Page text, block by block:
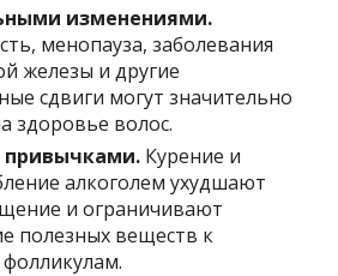
изменениями.
менопауза, заболевания
железы и другие
сдвиги могут значительно
здоровье волос.
Курение и
алкоголем ухудшают
и ограничивают
полезных веществ к